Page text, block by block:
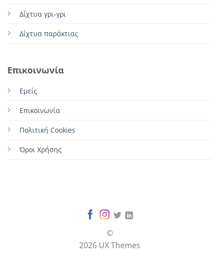
Δίχτυα γρι-γρι
Δίχτυα παράκτιας
Επικοινωνία
Εμείς
Επικοινωνία
Πολιτική Cookies
Όροι Χρήσης
©
2026 UX Themes